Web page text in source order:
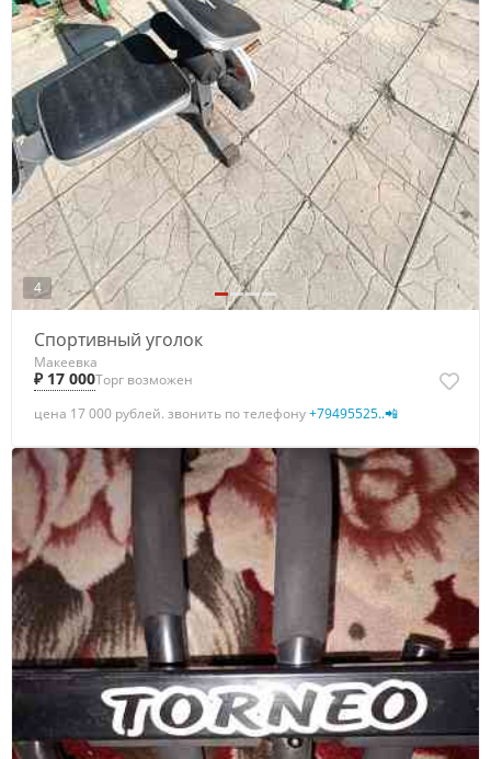
4
Спортивный уголок
Макеевка
₽ 17 000Торг возможен
цена 17 000 рублей. звонить по телефону+79495525..📲